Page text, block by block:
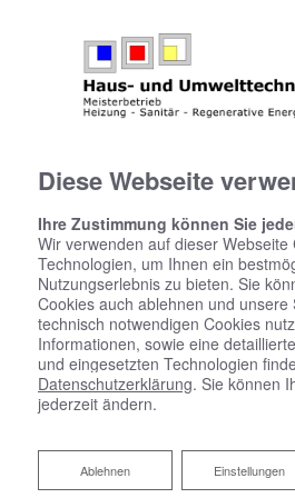
Diese Webseite
Ihre Zustimmung können Sie
Wir verwenden auf dieser Webseite
Technologien, um Ihnen ein
Nutzungserlebnis zu bieten. Sie
Cookies auch ablehnen und unsere
technisch notwendigen Cookies
Informationen, sowie eine
und eingesetzten Technologien
Datenschutzerklärung. Sie können
jederzeit ändern.
Einstellungen
Ablehnen
Ablehnen